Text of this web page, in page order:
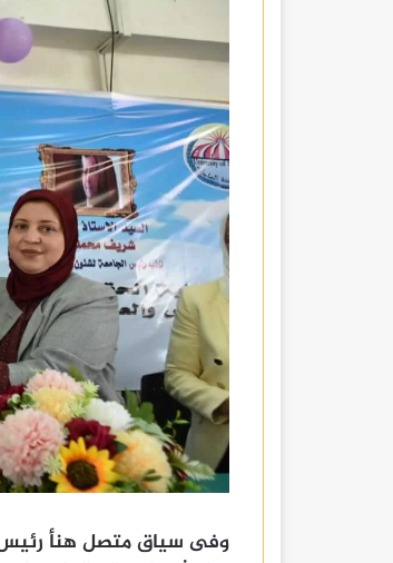
وفى سياق متصل هنأ رئيس